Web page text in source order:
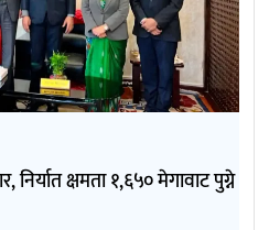
निर्यात क्षमता १,६५० मेगावाट पुग्ने